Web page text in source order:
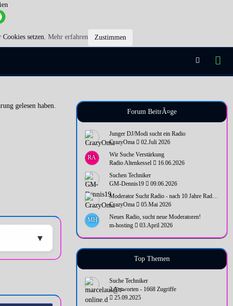
setzen. Mehr erfahren Zustimmen
gelesen haben.
Forum BeitrÃ¤ge
Junger DJ/Modi sucht ein Radio
CrazyOma
02.Juli 2026
RA
Wir Suche Verstärkung
Radio Altenkessel
16.06.2026
Suchen Techniker
GM-Dennis19
09.06.2026
Moderator Sucht Radio - nach 10 Jahre Radio Pause wieder Bock
CrazyOma
05.Mai 2026
MH
Neues Radio, sucht neue Moderatoren!
m-hosting
03.April 2026
Top Themen
Suche Techniker
2 Antworten - 1668 Zugriffe
25.09.2025